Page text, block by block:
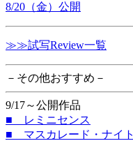
8/20（金）公開
≫≫試写Review一覧
－その他おすすめ－
9/17～公開作品
■ レミニセンス
■ マスカレード・ナイト